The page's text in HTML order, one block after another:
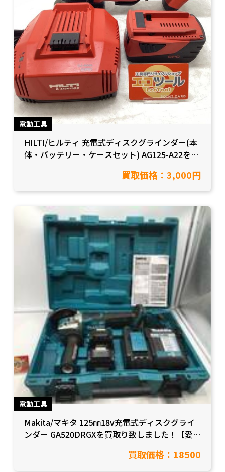
電動工具
HILTI/ヒルティ 充電式ディスクグラインダー(本
体・バッテリー・ケースセット) AG125-A22を買
買取価格：3,000円
電動工具
Makita/マキタ 125㎜18v充電式ディスクグライ
ンダー GA520DRGXを買取り致しました！【愛知
買取価格：18500